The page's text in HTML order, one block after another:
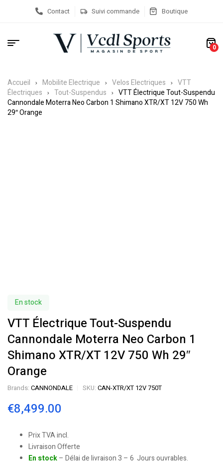
Contact Suivi commande Boutique
0
Accueil Mobilite Electrique Velos Electriques
VTT
Électriques
Tout-Suspendus
VTT Électrique Tout-Suspendu
Cannondale Moterra Neo Carbon 1 Shimano XTR/XT 12V 750 Wh
29″ Orange
En stock
VTT Électrique Tout-Suspendu
Cannondale Moterra Neo Carbon 1
Shimano XTR/XT 12V 750 Wh 29″
Orange
Brands: CANNONDALE SKU: CAN-XTR/XT 12V 750T
€8,499.00
Prix TVA incl.
Livraison Offerte
En stock– Délai de livraison 3 – 6 Jours ouvrables.